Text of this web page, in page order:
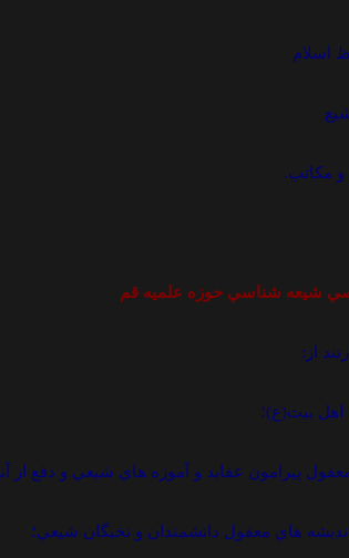
اسلام
مکاتب.
از: